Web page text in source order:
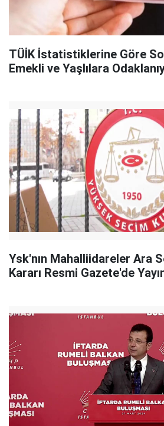
TÜİK İstatistiklerine Göre
Emekli ve Yaşlılara
Ysk'nın Mahalliidareler Ara
Kararı Resmi Gazete'de